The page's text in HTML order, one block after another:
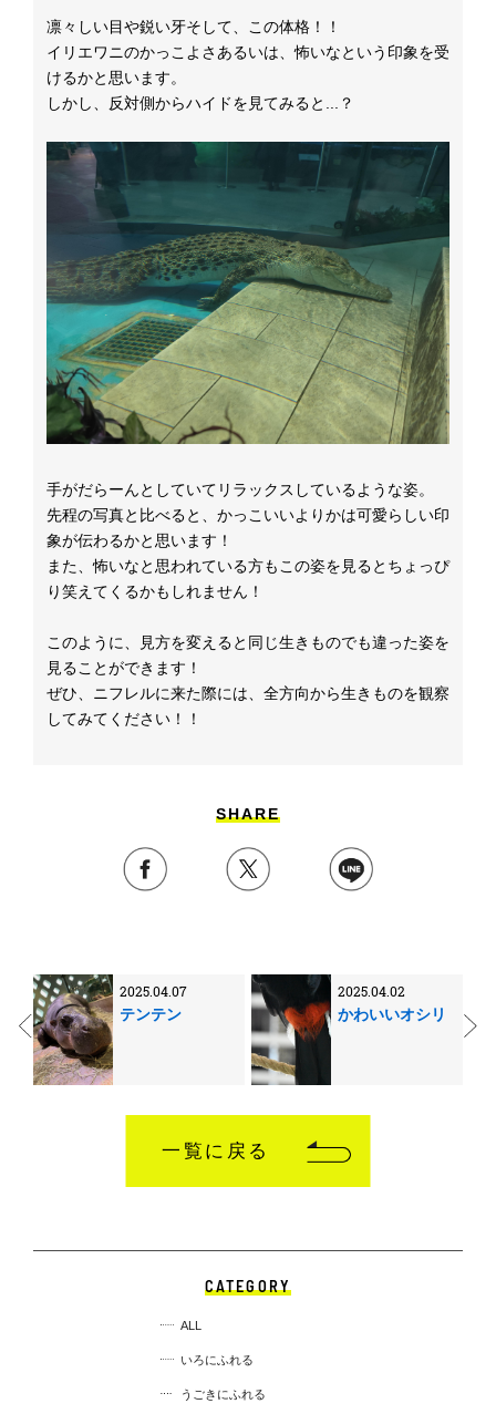
凛々しい目や鋭い牙そして、この体格！！
イリエワニのかっこよさあるいは、怖いなという印象を受
けるかと思います。
しかし、反対側からハイドを見てみると...？
手がだらーんとしていてリラックスしているような姿。
先程の写真と比べると、かっこいいよりかは可愛らしい印
象が伝わるかと思います！
また、怖いなと思われている方もこの姿を見るとちょっぴ
り笑えてくるかもしれません！
このように、見方を変えると同じ生きものでも違った姿を
見ることができます！
ぜひ、ニフレルに来た際には、全方向から生きものを観察
してみてください！！
SHARE
2025.04.07
テンテン
2025.04.02
かわいいオシリ
一覧に戻る
CATEGORY
ALL
いろにふれる
うごきにふれる